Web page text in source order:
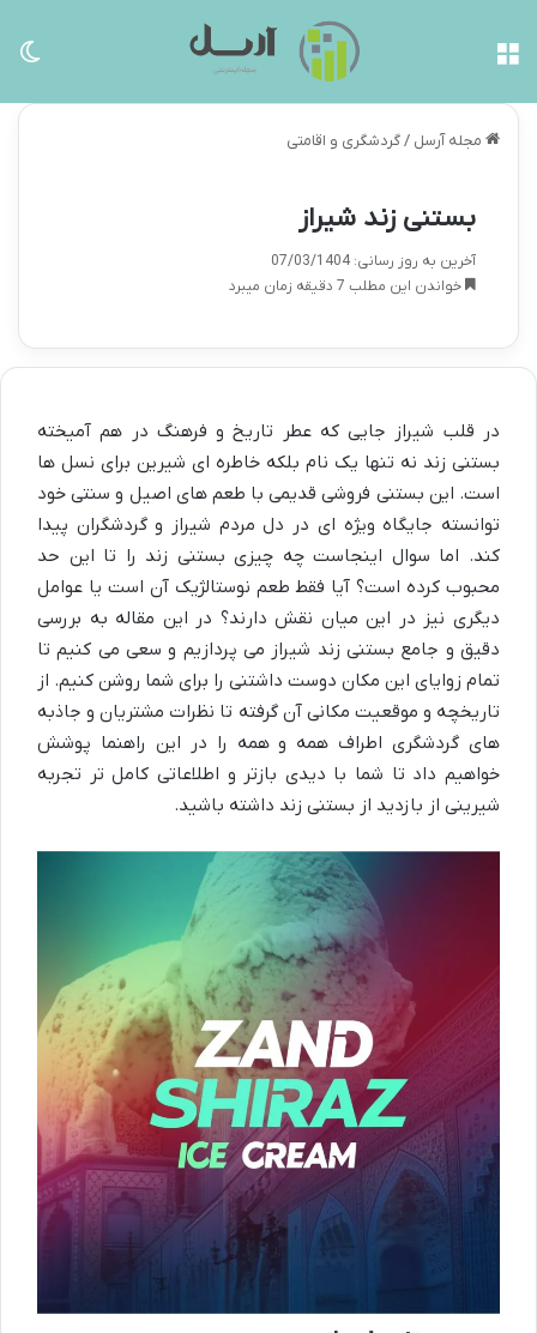
مجله آرسل /گردشگری و اقامتی
بستنی زند شیراز
آخرین به روز رسانی: 07/03/1404
خواندن این مطلب 7 دقیقه زمان میبرد
در قلب شیراز جایی که عطر تاریخ و فرهنگ در هم آمیخته
بستنی زند نه تنها یک نام بلکه خاطره ای شیرین برای نسل ها
است. این بستنی فروشی قدیمی با طعم های اصیل و سنتی خود
توانسته جایگاه ویژه ای در دل مردم شیراز و گردشگران پیدا
کند. اما سوال اینجاست چه چیزی بستنی زند را تا این حد
محبوب کرده است؟ آیا فقط طعم نوستالژیک آن است یا عوامل
دیگری نیز در این میان نقش دارند؟ در این مقاله به بررسی
دقیق و جامع بستنی زند شیراز می پردازیم و سعی می کنیم تا
تمام زوایای این مکان دوست داشتنی را برای شما روشن کنیم. از
تاریخچه و موقعیت مکانی آن گرفته تا نظرات مشتریان و جاذبه
های گردشگری اطراف همه و همه را در این راهنما پوشش
خواهیم داد تا شما با دیدی بازتر و اطلاعاتی کامل تر تجربه
شیرینی از بازدید از بستنی زند داشته باشید.